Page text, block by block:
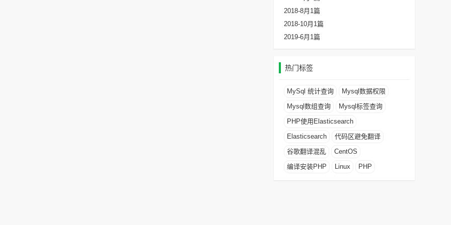
2018-8月 1篇
2018-10月 1篇
2019-6月 1篇
热门标签
MySql 统计查询
Mysql数据权限
Mysql数组查询
Mysql标签查询
PHP使用Elasticsearch
Elasticsearch
代码区避免翻译
谷歌翻译混乱
CentOS
编译安装PHP
Linux PHP